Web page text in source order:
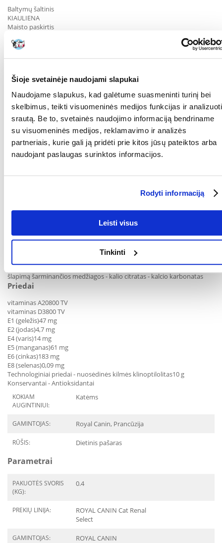
Šioje svetainėje naudojami slapukai
Naudojame slapukus, kad galėtume suasmeninti turinį bei
skelbimus, teikti visuomeninės medijos funkcijas ir analizuoti
srautą. Be to, svetainės naudojimo informaciją bendriname
su visuomeninės medijos, reklamavimo ir analizės
partneriais, kurie gali ją pridėti prie kitos jūsų pateiktos arba
naudojant paslaugas surinktos informacijos.
Rodyti informaciją
Leisti visus
Tinkinti
Baltymų šaltinis
KIAULIENA
Maisto paskirtis
Maisto klasė
ryžiai, dehidratuoti kiaulienos baltymai *, kukurūzų miltai, kukurūzai,
gyvūniniai baltymai, mineralai, kviečių glitimas *, trūkažolių cikorijos
minkštimas, žuvų taukai, sojos aliejus, frukto-oligo-sacharidai, psyllium
luobelės ir sėklos, medetkų ekstraktas (liuteino šaltinis)
*L.I.P. itin gerai įsisavinami proteinai
Analitinės sudedamosios dalys
baltymai26%
riebalų kiekis 17%
žalia ląsteliena4,6%
natris0,4%
siera0,5%
EPAR ir DHR0,41%
šlapimą šarminančios medžiagos - kalio citratas - kalcio karbonatas
Priedai
vitaminas A20800 TV
vitaminas D3800 TV
E1 (geležis)47 mg
E2 (jodas)4,7 mg
E4 (varis)14 mg
E5 (manganas)61 mg
E6 (cinkas)183 mg
E8 (selenas)0,09 mg
Technologiniai priedai - nuosėdinės kilmės klinoptilolitas10 g
Konservantai - Antioksidantai
KOKIAM
AUGINTINIUI:
Katėms
GAMINTOJAS: Royal Canin, Prancūzija
RŪŠIS: Dietinis pašaras
Parametrai
PAKUOTĖS SVORIS
(KG):
0.4
PREKIŲ LINIJA:
ROYAL CANIN Cat Renal
Select
GAMINTOJAS: ROYAL CANIN